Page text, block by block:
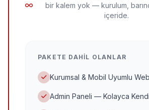
bir kalem yok — kurulum,
içeride.
PAKETE DAHIL OLANLAR
Kurumsal & Mobil Uyumlu
Admin Paneli — Kolayca